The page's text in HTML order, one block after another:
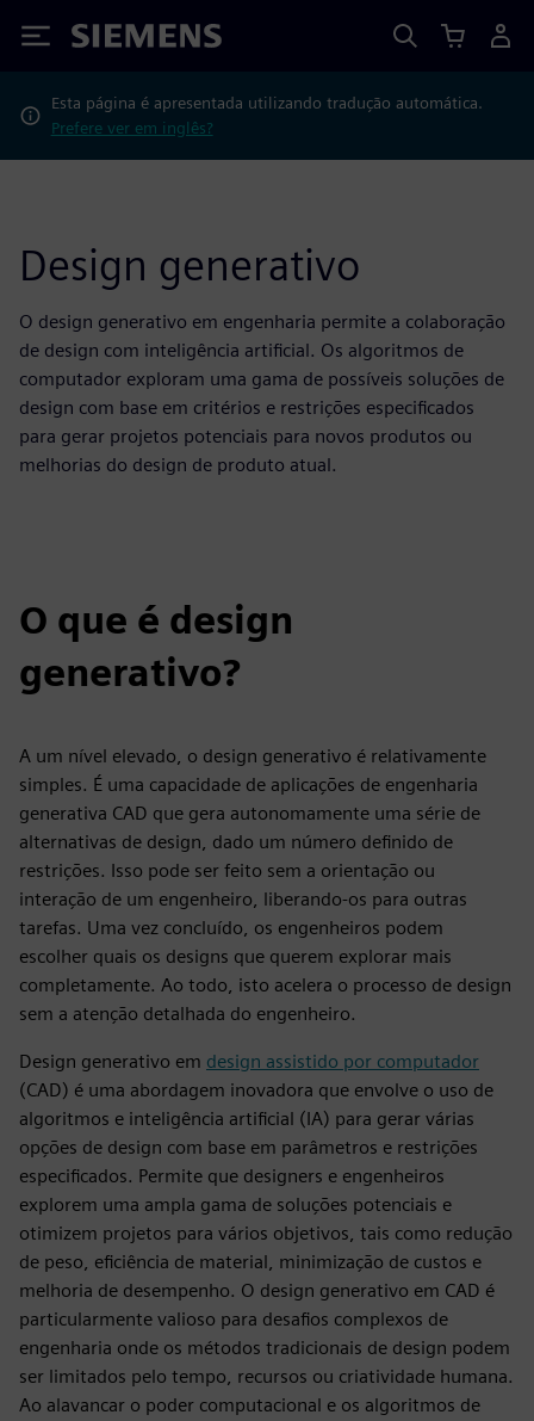
Siemens
Esta página é apresentada utilizando tradução automática.
Prefere ver em inglês?
Design generativo
O design generativo em engenharia permite a colaboração
de design com inteligência artificial. Os algoritmos de
computador exploram uma gama de possíveis soluções de
design com base em critérios e restrições especificados
para gerar projetos potenciais para novos produtos ou
melhorias do design de produto atual.
O que é design
generativo?
A um nível elevado, o design generativo é relativamente
simples. É uma capacidade de aplicações de engenharia
generativa CAD que gera autonomamente uma série de
alternativas de design, dado um número definido de
restrições. Isso pode ser feito sem a orientação ou
interação de um engenheiro, liberando-os para outras
tarefas. Uma vez concluído, os engenheiros podem
escolher quais os designs que querem explorar mais
completamente. Ao todo, isto acelera o processo de design
sem a atenção detalhada do engenheiro.
Design generativo em design assistido por computador
(CAD) é uma abordagem inovadora que envolve o uso de
algoritmos e inteligência artificial (IA) para gerar várias
opções de design com base em parâmetros e restrições
especificados. Permite que designers e engenheiros
explorem uma ampla gama de soluções potenciais e
otimizem projetos para vários objetivos, tais como redução
de peso, eficiência de material, minimização de custos e
melhoria de desempenho. O design generativo em CAD é
particularmente valioso para desafios complexos de
engenharia onde os métodos tradicionais de design podem
ser limitados pelo tempo, recursos ou criatividade humana.
Ao alavancar o poder computacional e os algoritmos de